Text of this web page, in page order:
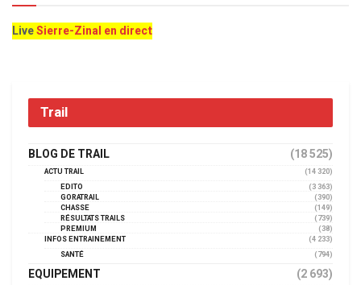
LiveSierre-Zinal en direct
Trail
BLOG DE TRAIL (18 525)
ACTU TRAIL
(14 320)
EDITO
(3 363)
GORATRAIL
(390)
CHASSE
(149)
RÉSULTATS TRAILS
(739)
PREMIUM
(38)
INFOS ENTRAINEMENT
(4 233)
SANTÉ
(794)
EQUIPEMENT (2 693)